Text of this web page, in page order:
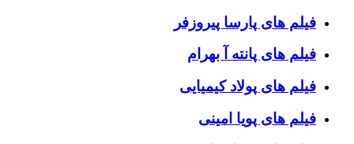
فیلم های پارسا پیروزفر
فیلم های پانته آ بهرام
فیلم های پولاد کیمیایی
فیلم های پویا امینی